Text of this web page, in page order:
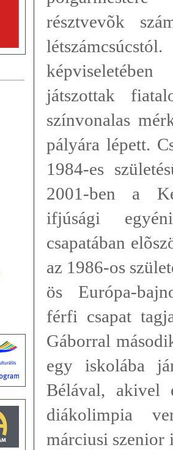
résztvevõk
játszottak
színvonalas
pályára lépett.
1984-es
2001-ben a
ifjúsági
csapatában
az 1986-os
ös Európa-
férfi csapat
Gáborral
egy iskolába
Bélával, akivel
diákolimpia
márciusi szenior